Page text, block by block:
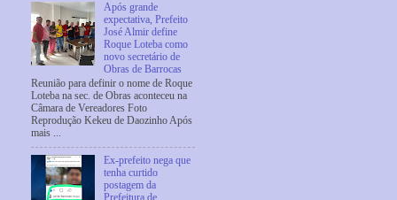
Após grande
expectativa, Prefeito
José Almir define
Roque Loteba como
novo secretário de
Obras de Barrocas
Reunião para definir o nome de Roque
Loteba na sec. de Obras aconteceu na
Câmara de Vereadores Foto
Reprodução Kekeu de Daozinho Após
mais ...
Ex-prefeito nega que
tenha curtido
postagem da